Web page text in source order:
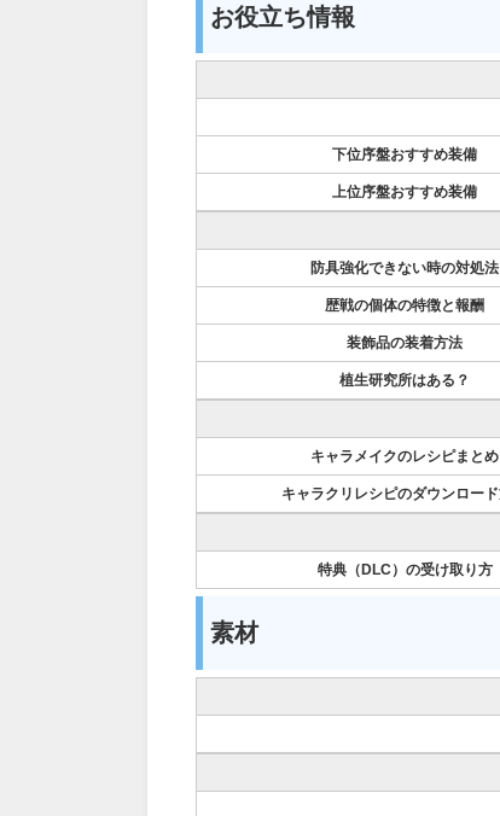
お役立ち情報
下位序盤おすすめ装備
上位序盤おすすめ装備
防具強化できない時の対処法
歴戦の個体の特徴と報酬
装飾品の装着方法
植生研究所はある？
キャラメイクのレシピまとめ
キャラクリレシピのダウンロー
特典（DLC）の受け取り方
素材